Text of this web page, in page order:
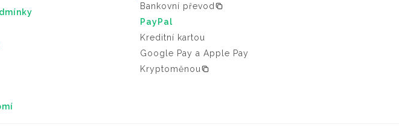
Bankovní převod
PayPal
Kreditní kartou
Google Pay a Apple Pay
Kryptoměnou